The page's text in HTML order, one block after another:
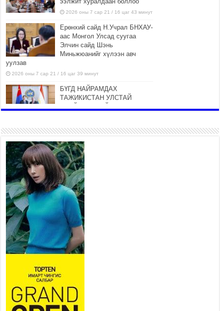
2026 оны 7 сар 21 / 16 цаг 43 минут
Ерөнхий сайд Н.Учрал БНХАУ-
аас Монгол Улсад суугаа
Элчин сайд Шэнь
Миньжюанийг хүлээн авч
уулзав
2026 оны 7 сар 21 / 16 цаг 39 минут
БҮГД НАЙРАМДАХ
ТАЖИКИСТАН УЛСТАЙ
26,992 суралцагч хотхоны бага
сургуульд, 8100 суралцагч
төрөлжсөн ахлах сургуульд
суралцана
2026 оны 7 сар 21 / 13 цаг 43 минут
COP17 хурлын үеэрх замын
хөдөлгөөн, нийтийн тээврийн
зохицуулалт, сургууль,
цэцэрлэг, зах, худалдааны
төвийн ажиллах хуваарийг гаргаж, иргэдэд
мэдээлэхийг үүрэг болголоо
2026 оны 7 сар 21 / 11 цаг 59 минут
Гэр бүлийн хэрэг шүүхэд хянан шийдвэрлэх
тухай хуулиар хүүхдийн дээд ашиг сонирхлыг
нэн тэргүүнд хангахыг баталгаажууллаа
2026 оны 7 сар 21 / 11 цаг 42 минут
Б.Пүрэвдагва: “Туул-1” коллекторыг ашиглалтад